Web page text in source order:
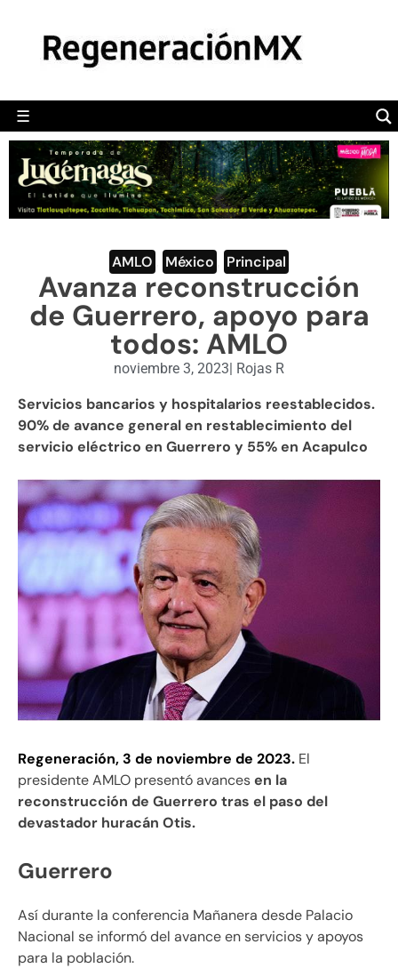
☰
POLÍTICA
CAMALEÓN
OPINIÓN
DEPORTES
ENGLISH SECTION
VIDEOS
AMLO México Principal
Avanza reconstrucción
de Guerrero, apoyo para
todos: AMLO
noviembre 3, 2023| Rojas R
Servicios bancarios y hospitalarios reestablecidos.
90% de avance general en restablecimiento del
servicio eléctrico en Guerrero y 55% en Acapulco
Regeneración, 3 de noviembre de 2023. El
presidente AMLO presentó avancesen la
reconstrucción de Guerrero tras el paso del
devastador huracán Otis.
Guerrero
Así durante la conferencia Mañanera desde Palacio
Nacional se informó del avance en servicios y apoyos
para la población.